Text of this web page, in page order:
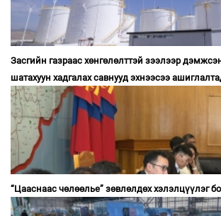
Засгийн газраас хөнгөлөлттэй зээлээр
шатахуун хадгалах савнууд эхнээсээ
“Цааснаас чөлөөлье” зөвлөлдөх хэлэлцүүлэг